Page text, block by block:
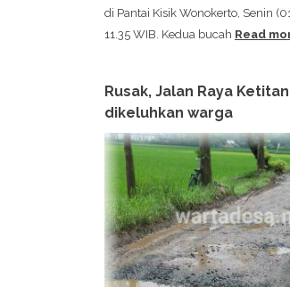
di Pantai Kisik Wonokerto, Senin
11.35 WIB. Kedua bucah Read
Rusak, Jalan Raya
dikeluhkan warga